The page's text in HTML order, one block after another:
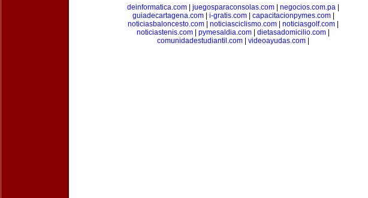
deinformatica.com
juegosparaconsolas.com negocios.com.pa
guiadecartagena.com| i-gratis.com| capacitacionpymes.com|
noticiasbaloncesto.com
noticiasciclismo.com noticiasgolf.com
noticiastenis.com
pymesaldia.com dietasadomicilio.com
comunidadestudiantil.com
videoayudas.com